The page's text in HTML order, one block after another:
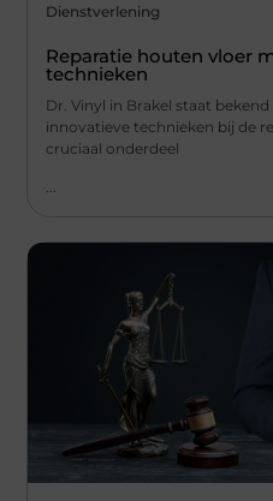
Dienstverlening
Reparatie houten vloer
technieken
Dr. Vinyl in Brakel staat
innovatieve technieken bij de
cruciaal onderdeel
...